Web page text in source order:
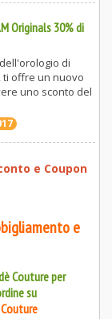
Originals 30% di
di
ti offre un nuovo
uno sconto del
e Coupon
e
Couture per
su